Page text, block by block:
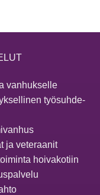
vanhukselle
työsuhde-
ja veteraanit
hoivakotiin